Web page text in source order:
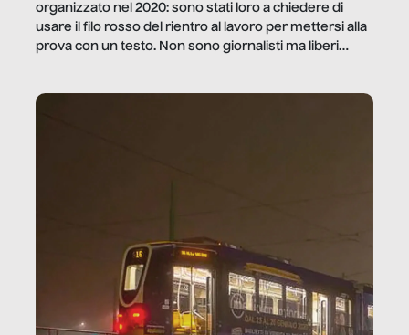
organizzato nel 2020: sono stati loro a chiedere di
usare il filo rosso del rientro al lavoro per mettersi alla
prova con un testo. Non sono giornalisti ma liberi